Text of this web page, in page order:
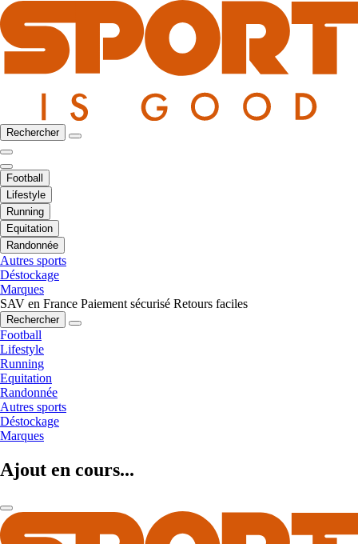
Rechercher
Football
Lifestyle
Running
Equitation
Randonnée
Autres sports
Déstockage
Marques
SAV en France Paiement sécurisé Retours faciles
Rechercher
Football
Lifestyle
Running
Equitation
Randonnée
Autres sports
Déstockage
Marques
Ajout en cours...